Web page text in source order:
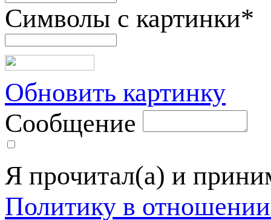
Символы с картинки*
Обновить картинку
Сообщение
Я прочитал(а) и
Политику в